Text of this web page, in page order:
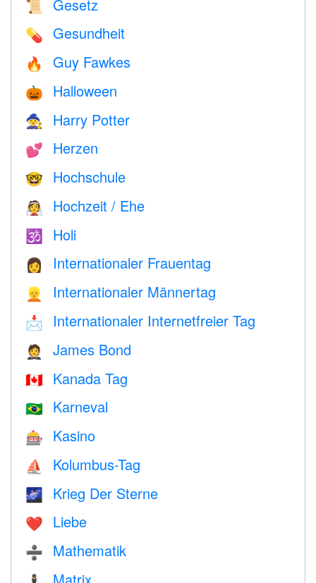
📜 Gesetz
💊 Gesundheit
🔥 Guy Fawkes
🎃 Halloween
🧙 Harry Potter
💕 Herzen
🤓 Hochschule
👰 Hochzeit / Ehe
🕉 Holi
👩 Internationaler Frauentag
👱 Internationaler Männertag
📩 Internationaler Internetfreier Tag
🤵 James Bond
🇨🇦 Kanada Tag
🇧🇷 Karneval
🎰 Kasino
⛵️ Kolumbus-Tag
🌌 Krieg Der Sterne
❤️️ Liebe
➗ Mathematik